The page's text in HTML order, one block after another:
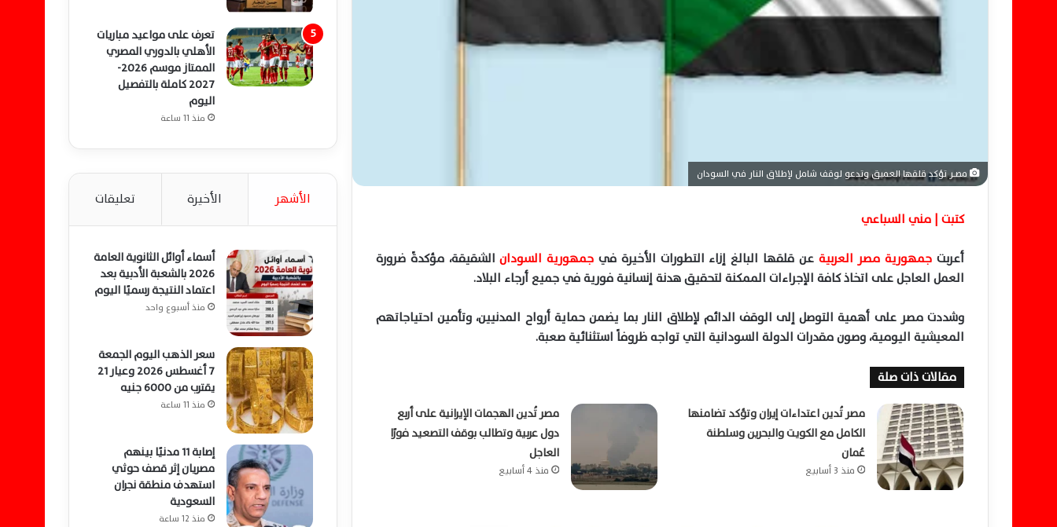
ن
مصــر تؤكد قلقها العميق وتدعو لوقف شامل لإطلاق النار في السودان
كتبت | مني السباعي
أعربت جمهورية مصر العربية عن قلقها البالغ إزاء التطورات الأخيرة فيجمهورية السودانالشقيقة، مؤكدةً ضرورة
العمل العاجل على اتخاذ كافة الإجراءات الممكنة لتحقيق هدنة إنسانية فورية في جميع أرجاء البلاد.
وشددت مصر على أهمية التوصل إلى الوقف الدائم لإطلاق النار بما يضمن حماية أرواح المدنيين، وتأمين احتياجاتهم
المعيشية اليومية، وصون مقدرات الدولة السودانية التي تواجه ظروفاً استثنائية صعبة.
مقالات ذات صلة
مصر تُدين اعتداءات إيران وتؤكد تضامنها
الكامل مع الكويت والبحرين وسلطنة
عُمان
منذ 3 أسابيع
مصر تُدين الهجمات الإيرانية على أربع
دول عربية وتطالب بوقف التصعيد فورًا
العاجل
منذ 4 أسابيع
تعرف على مواعيد مباريات
الأهلي بالدوري المصري
الممتاز موسم 2026-
2027 كاملة بالتفصيل
اليوم
منذ 11 ساعة
الأشهر الأخيرة تعليقات
أسماء أوائل الثانوية العامة
2026 بالشعبة الأدبية بعد
اعتماد النتيجة رسميًا اليوم
منذ أسبوع واحد
سعر الذهب اليوم الجمعة
7 أغسطس 2026 وعيار 21
يقترب من 6000 جنيه
منذ 11 ساعة
إصابة 11 مدنيًا بينهم
مصريان إثر قصف حوثي
استهدف منطقة نجران
السعودية
منذ 12 ساعة